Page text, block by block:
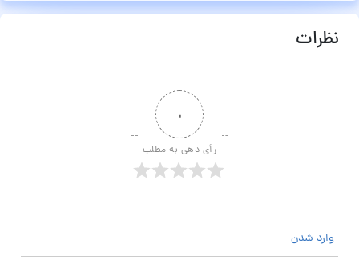
نظرات
۰
رأی دهی به مطلب
وارد شدن